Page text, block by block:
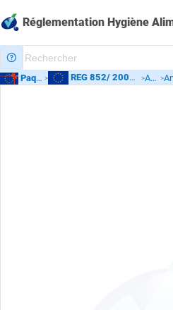
Réglementation Hygiène
Paquet Hygiène CE > REG 852/ 2004 - Règles
> Annexes >